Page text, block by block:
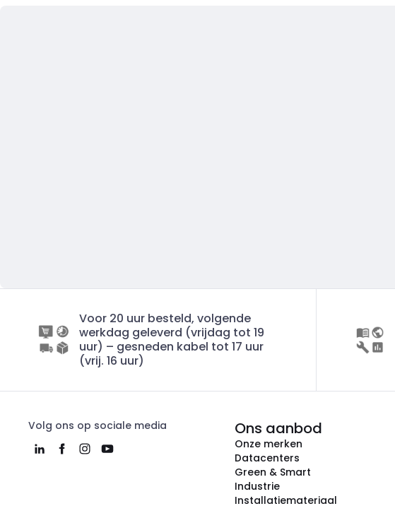
Voor 20 uur besteld, volgende
werkdag geleverd (vrijdag tot 19
uur) – gesneden kabel tot 17 uur
(vrij. 16 uur)
Volg ons op sociale media Ons aanbod
Onze merken
Datacenters
Green & Smart
Industrie
Installatiemateriaal